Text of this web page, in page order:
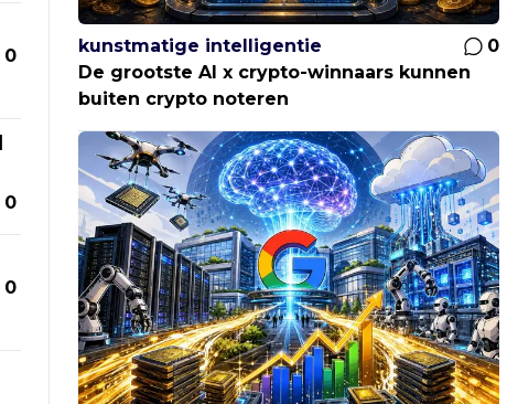
0
0
0
kunstmatige intelligentie
0
De grootste AI x crypto-winnaars kunnen
buiten crypto noteren